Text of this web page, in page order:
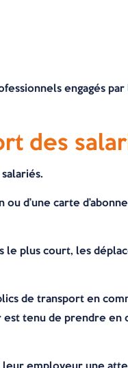
engagés
des
d’une carte
le plus court, les
de transport en
tenu de prendre en